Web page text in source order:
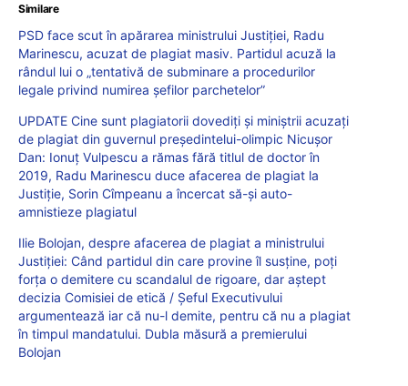
Similare
PSD face scut în apărarea ministrului Justiției, Radu
Marinescu, acuzat de plagiat masiv. Partidul acuză la
rândul lui o „tentativă de subminare a procedurilor
legale privind numirea șefilor parchetelor”
UPDATE Cine sunt plagiatorii dovediți și miniștrii acuzați
de plagiat din guvernul președintelui-olimpic Nicușor
Dan: Ionuț Vulpescu a rămas fără titlul de doctor în
2019, Radu Marinescu duce afacerea de plagiat la
Justiție, Sorin Cîmpeanu a încercat să-și auto-
amnistieze plagiatul
Ilie Bolojan, despre afacerea de plagiat a ministrului
Justiției: Când partidul din care provine îl susține, poți
forța o demitere cu scandalul de rigoare, dar aștept
decizia Comisiei de etică / Șeful Executivului
argumentează iar că nu-l demite, pentru că nu a plagiat
în timpul mandatului. Dubla măsură a premierului
Bolojan